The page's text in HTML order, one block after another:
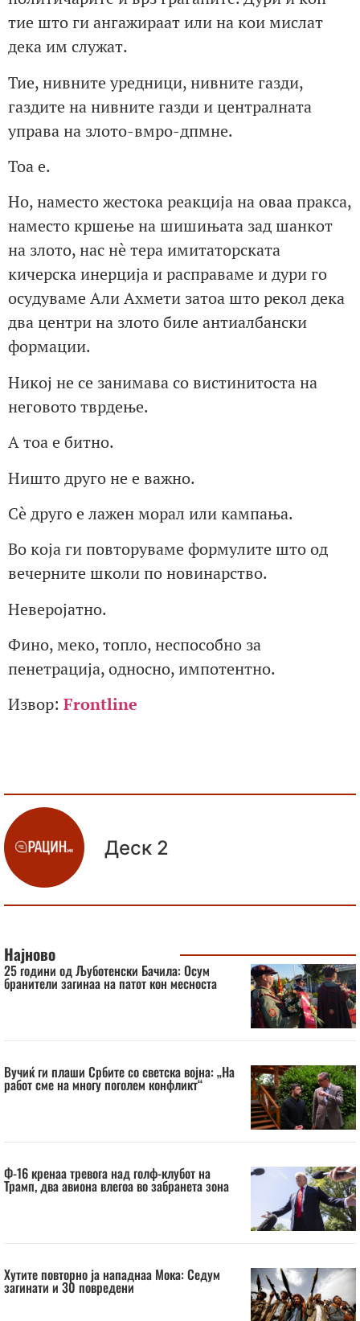
тие што ги ангажираат или на кои мислат
дека им служат.
Тие, нивните уредници, нивните газди,
газдите на нивните газди и централната
управа на злото-вмро-дпмне.
Тоа е.
Но, наместо жестока реакција на оваа пракса,
наместо кршење на шишињата зад шанкот
на злото, нас нè тера имитаторската
кичерска инерција и расправаме и дури го
осудуваме Али Ахмети затоа што рекол дека
два центри на злото биле антиалбански
формации.
Никој не се занимава со вистинитоста на
неговото тврдење.
А тоа е битно.
Ништо друго не е важно.
Сè друго е лажен морал или кампања.
Во која ги повторуваме формулите што од
вечерните школи по новинарство.
Неверојатно.
Фино, меко, топло, неспособно за
пенетрација, односно, импотентно.
Извор: Frontline
Деск 2
Најново
25 години од Љуботенски Бачила: Осум
бранители загинаа на патот кон месноста
Вучиќ ги плаши Србите со светска војна: „На
работ сме на многу поголем конфликт“
Ф-16 кренаа тревога над голф-клубот на
Трамп, два авиона влегоа во забранета зона
Хутите повторно ја нападнаа Мока: Седум
загинати и 30 повредени